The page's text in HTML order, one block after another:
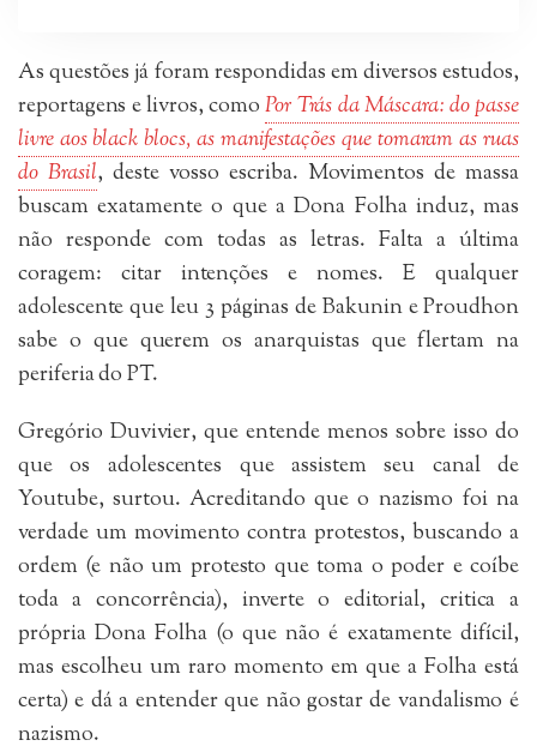
As questões já foram respondidas em diversos estudos,
reportagens e livros, comoPor Trás da Máscara: do passe
livre aos black blocs, as manifestações que tomaram as ruas
do Brasil, deste vosso escriba. Movimentos de massa
buscam exatamente o que a Dona Folha induz, mas
não responde com todas as letras. Falta a última
coragem: citar intenções e nomes. E qualquer
adolescente que leu 3 páginas de Bakunin e Proudhon
sabe o que querem os anarquistas que flertam na
periferia do PT.
Gregório Duvivier, que entende menos sobre isso do
que os adolescentes que assistem seu canal de
Youtube, surtou. Acreditando que o nazismo foi na
verdade um movimento contra protestos, buscando a
ordem (e não um protesto que toma o poder e coíbe
toda a concorrência), inverte o editorial, critica a
própria Dona Folha (o que não é exatamente difícil,
mas escolheu um raro momento em que a Folha está
certa) e dá a entender que não gostar de vandalismo é
nazismo.